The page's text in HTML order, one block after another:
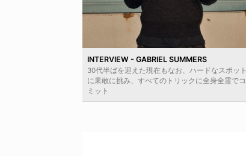
INTERVIEW - GABRIEL SUMMERS
30代半ばを迎えた現在もなお、ハードなスポット
に果敢に挑み、すべてのトリックに全身全霊でコ
ミット